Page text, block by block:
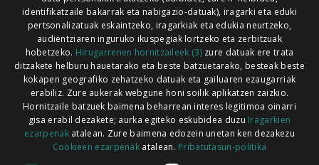
Codesyntaxek garatua
identifikatzaile bakarrak eta nabigazio-datuak), iragarki eta eduki
pertsonalizatuak eskaintzeko, iragarkiak eta edukia neurtzeko,
audientziaren inguruko ikuspegiak lortzeko eta zerbitzuak
hobetzeko. Hirugarrenen hornitzaileek (3)zure datuak ere trata
ditzakete helburu hauetarako eta beste batzuetarako, besteak beste
kokapen geografiko zehatzeko datuak eta gailuaren ezaugarriak
erabiliz. Zure aukerak webgune honi soilik aplikatzen zaizkio.
Hornitzaile batzuek baimena beharrean interes legitimoa oinarri
gisa erabil dezakete; aurka egiteko eskubidea duzu Iragarkien
ezarpenakatalean. Zure baimena edozein unetan ken dezakezu
Cookieen ezarpenak atalean. Pribatutasun-politika